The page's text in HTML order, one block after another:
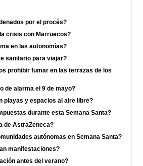
por el procés?
crisis con Marruecos?
en las autonomías?
sanitario para viajar?
prohibir fumar en las terrazas de los
de alarma el 9 de mayo?
playas y espacios al aire libre?
durante esta Semana Santa?
de AstraZeneca?
autónomas en Semana Santa?
manifestaciones?
antes del verano?